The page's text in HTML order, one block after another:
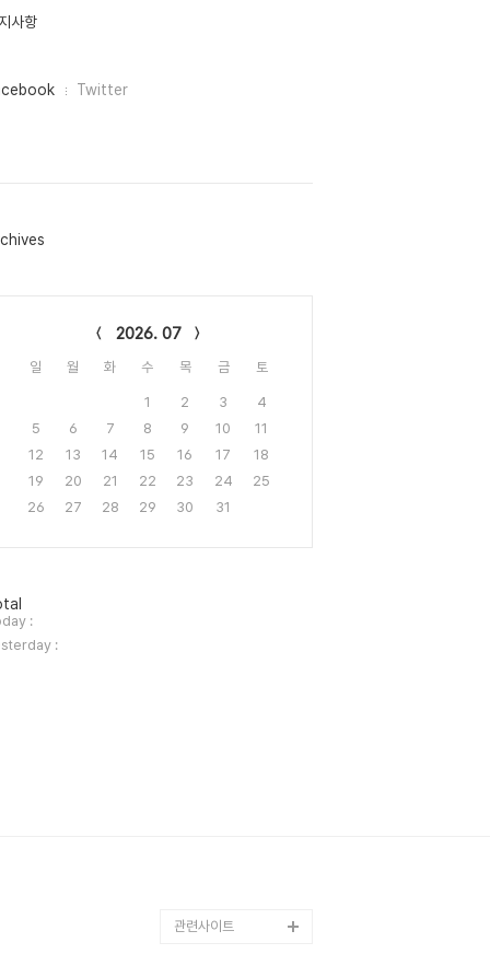
사항
Twitter
2026. 07
일 월 화 수 목 금 토
1 2 3
4
5
6 7 8 9 10
11
12
13 14 15 16 17
18
19
20 21 22 23 24
25
26
27 28 29 30 31
:
:
관련사이트